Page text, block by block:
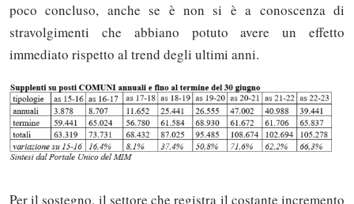
poco concluso, anche se è non si è a conoscenza di
stravolgimenti che abbiano potuto avere un effetto
immediato rispetto al trend degli ultimi anni.
Per il sostegno, il settore che registra il costante incremento